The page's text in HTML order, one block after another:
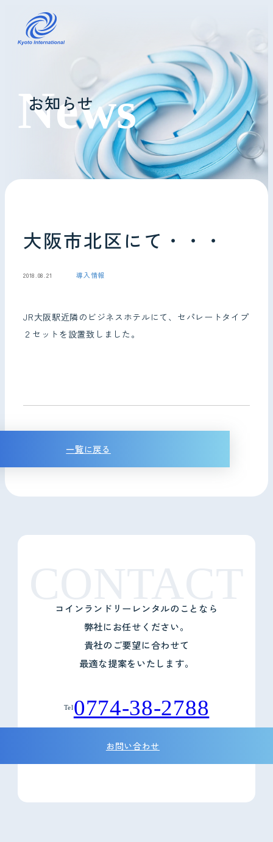
コインランドリーレンタル
ホテル様へ
掃除・メンテナンス
会社情報
お知らせ
大阪市北区にて・・・
2018.08.21 導入情報
JR大阪駅近隣のビジネスホテルにて、セパレートタイプ
２セットを設置致しました。
一覧に戻る
コインランドリーレンタルのことなら
弊社にお任せください。
貴社のご要望に合わせて
最適な提案をいたします。
Tel 0774-38-2788
お問い合わせ